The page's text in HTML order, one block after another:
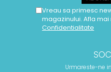
Vreau sa primesc
magazinului. Afla mai
Confidentialitate
Urmareste-ne